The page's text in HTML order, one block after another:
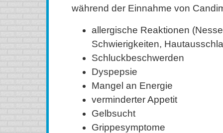
während der Einnahme von
allergische Reaktionen
Schwierigkeiten,
Schluckbeschwerden
Dyspepsie
Mangel an Energie
verminderter Appetit
Gelbsucht
Grippesymptome